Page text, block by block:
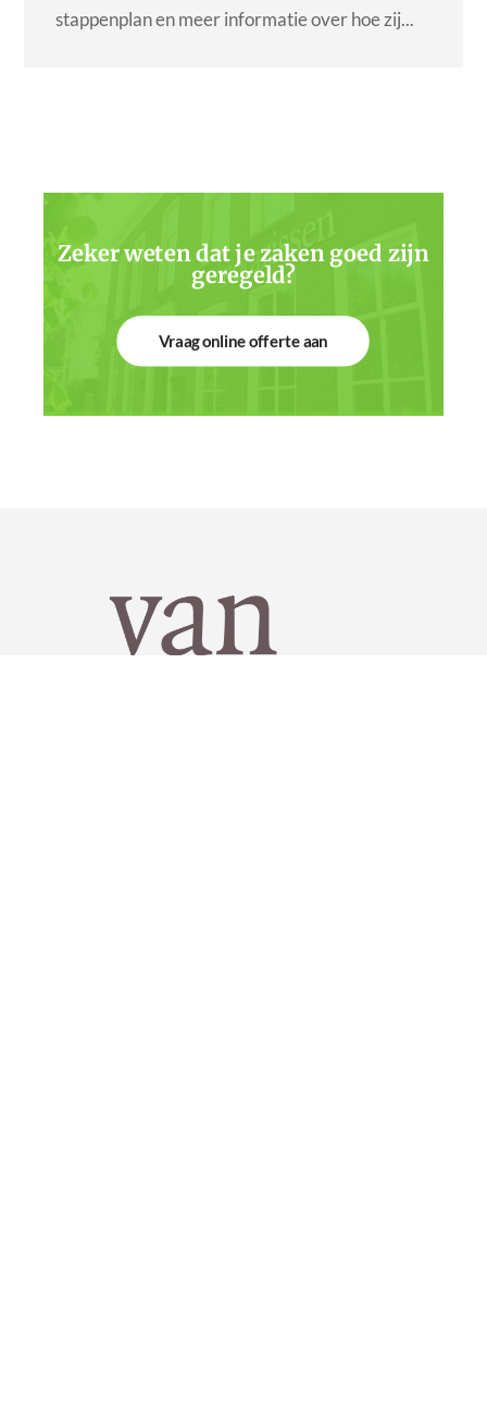
stappenplan en meer informatie over hoe zij...
Zeker weten dat je zaken goed zijn
geregeld?
Vraag online offerte aan